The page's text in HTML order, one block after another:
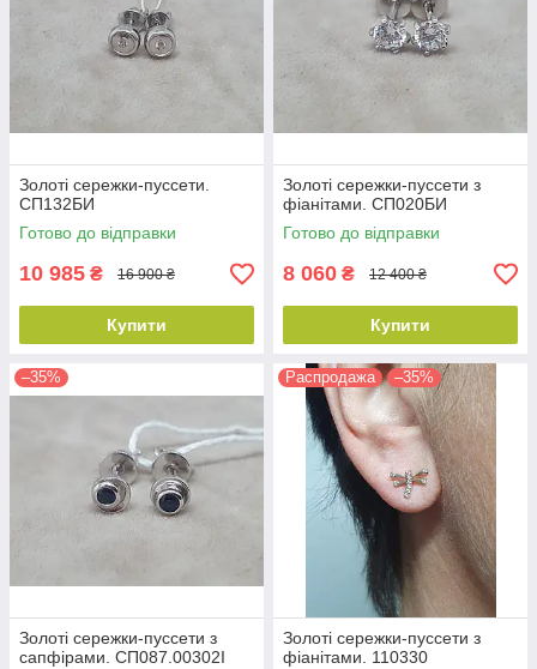
Золоті сережки-пуссети.
СП132БИ
Готово до відправки
10 985 ₴ 16 900 ₴
Купити
Золоті сережки-пуссети з
фіанітами. СП020БИ
Готово до відправки
8 060 ₴ 12 400 ₴
Купити
–35%
Золоті сережки-пуссети з
сапфірами. СП087.00302І
Распродажа –35%
Золоті сережки-пуссети з
фіанітами. 110330